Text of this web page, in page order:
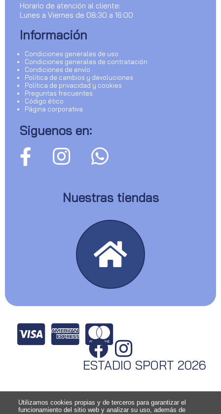
Horario de atención al cliente:
Lunes a Viernes de 08:30 a 16:00
Información
Condiciones generales de uso
Condiciones generales de contratación
Condiciones de envío
Política de cambios y devoluciones
Política de privacidad y cookies
Preguntas frecuentes
Código ético
Página corporativa
Siguenos en:
Nuestras tiendas
ESTADIO SPORT 2026
Utilizamos cookies propias y de terceros para garantizar el
funcionamiento del sitio web y analizar su uso, además de